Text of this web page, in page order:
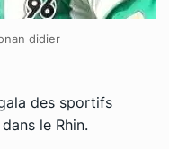
didier
des sportifs
le Rhin.